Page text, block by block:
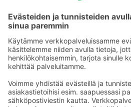
Yhteishyvä Ruoka -sovellus
Prisma.fi
Sokos.fi
S-Pankki
Sokos Hotels
Raflaamo